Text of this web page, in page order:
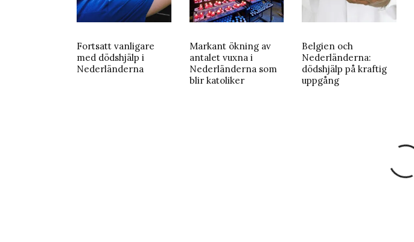
Fortsatt vanligare
med dödshjälp i
Nederländerna
Markant ökning av
antalet vuxna i
Nederländerna som
blir katoliker
Belgien och
Nederländerna:
dödshjälp på kraftig
uppgång